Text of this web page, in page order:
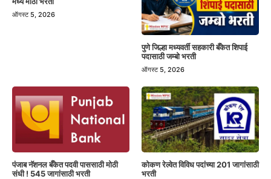
ऑगस्ट 5, 2026
पुणे जिल्हा मध्यवर्ती सहकारी बँकेत शिपाई
पदासाठी जम्बो भरती
ऑगस्ट 5, 2026
पंजाब नॅशनल बँकेत पदवी पाससाठी मोठी
संधी ! 545 जागांसाठी भरती
कोकण रेल्वेत विविध पदांच्या 201 जागांसाठी
भरती